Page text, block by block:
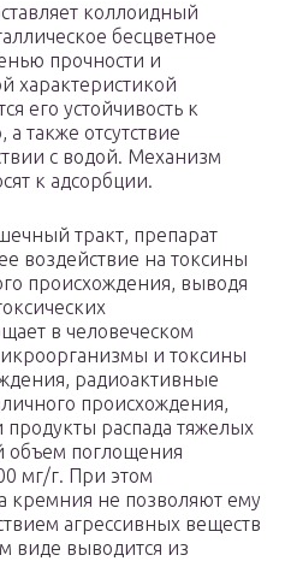
коллоидный
бесцветное
прочности и
характеристикой
его устойчивость к
также отсутствие
с водой. Механизм
к адсорбции.
тракт, препарат
воздействие на токсины
происхождения, выводя
в человеческом
и токсины
радиоактивные
происхождения,
распада тяжелых
объем поглощения
мг/г. При этом
кремния не позволяют ему
агрессивных веществ
виде выводится из